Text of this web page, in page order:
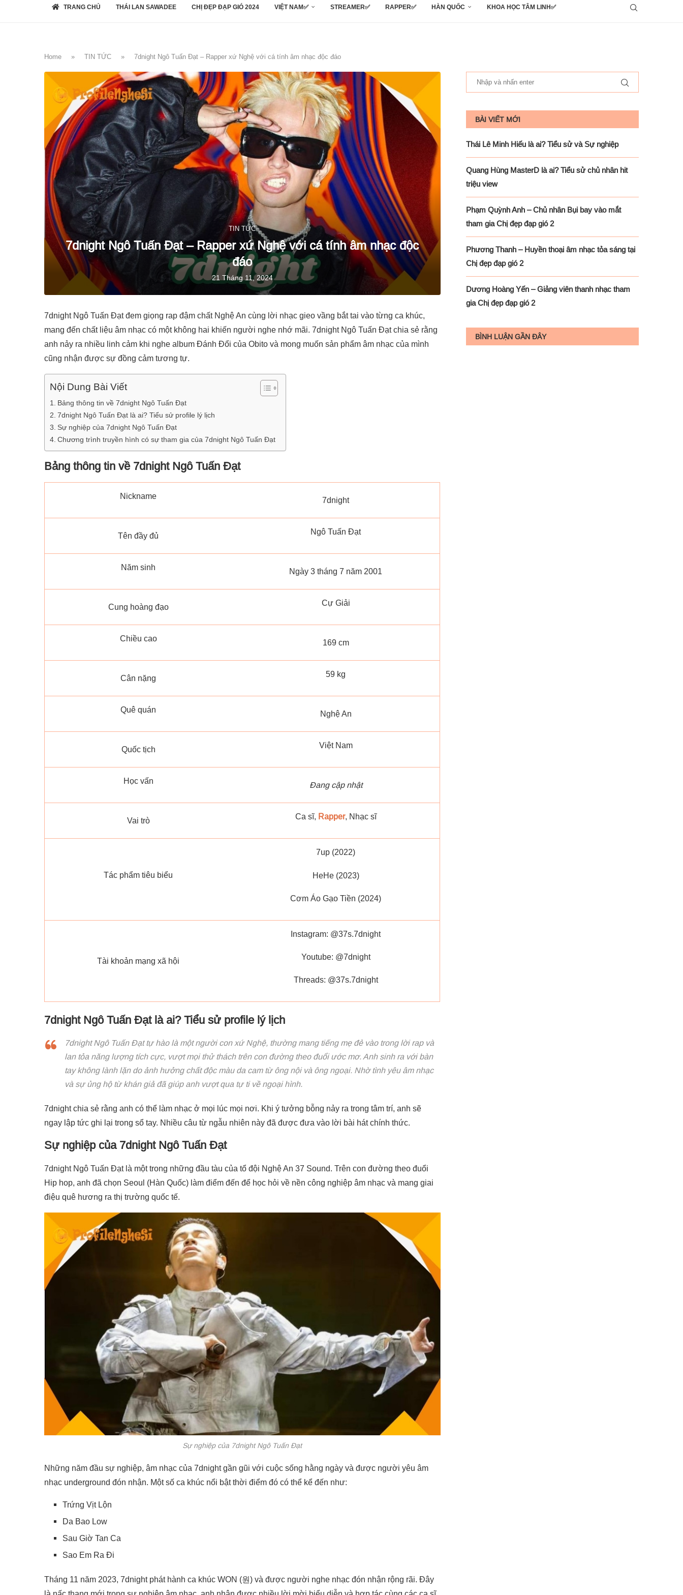
TRANG CHỦ THÁI LAN SAWADEE CHỊ ĐẸP ĐẠP GIÓ 2024 VIỆT NAM✅ STREAMER✅ RAPPER✅ HÀN QUỐC KHOA HỌC TÂM LINH✅
Home » TIN TỨC » 7dnight Ngô Tuấn Đạt – Rapper xứ Nghệ với cá tính âm nhạc độc đáo
TIN TỨC
7dnight Ngô Tuấn Đạt – Rapper xứ Nghệ với cá tính âm nhạc độc
đáo
21 Tháng 11, 2024
7dnight Ngô Tuấn Đạt đem giọng rap đậm chất Nghệ An cùng lời nhạc gieo vầng bắt tai vào từng ca khúc,
mang đến chất liệu âm nhạc có một không hai khiến người nghe nhớ mãi. 7dnight Ngô Tuấn Đạt chia sẻ rằng
anh nảy ra nhiều linh cảm khi nghe album Đánh Đổi của Obito và mong muốn sản phẩm âm nhạc của mình
cũng nhận được sự đồng cảm tương tự.
Nội Dung Bài Viết
Bảng thông tin về 7dnight Ngô Tuấn Đạt
7dnight Ngô Tuấn Đạt là ai? Tiểu sử profile lý lịch
Sự nghiệp của 7dnight Ngô Tuấn Đạt
Chương trình truyền hình có sự tham gia của 7dnight Ngô Tuấn Đạt
Bảng thông tin về 7dnight Ngô Tuấn Đạt
Nickname 7dnight
Tên đầy đủ Ngô Tuấn Đạt
Năm sinh Ngày 3 tháng 7 năm 2001
Cung hoàng đạo Cự Giải
Chiều cao 169 cm
Cân nặng 59 kg
Quê quán Nghệ An
Quốc tịch Việt Nam
Học vấn Đang cập nhật
Vai trò Ca sĩ, Rapper, Nhạc sĩ
Tác phẩm tiêu biểu
7up (2022)
HeHe (2023)
Cơm Áo Gạo Tiền (2024)
Tài khoản mạng xã hội
Instagram: @37s.7dnight
Youtube: @7dnight
Threads: @37s.7dnight
7dnight Ngô Tuấn Đạt là ai? Tiểu sử profile lý lịch
7dnight Ngô Tuấn Đạt tự hào là một người con xứ Nghệ, thường mang tiếng mẹ đẻ vào trong lời rap và
lan tỏa năng lượng tích cực, vượt mọi thử thách trên con đường theo đuổi ước mơ. Anh sinh ra với bàn
tay không lành lặn do ảnh hưởng chất độc màu da cam từ ông nội và ông ngoại. Nhờ tình yêu âm nhạc
và sự ủng hộ từ khán giả đã giúp anh vượt qua tự ti về ngoại hình.
7dnight chia sẻ rằng anh có thể làm nhạc ở mọi lúc mọi nơi. Khi ý tưởng bỗng nảy ra trong tâm trí, anh sẽ
ngay lập tức ghi lại trong sổ tay. Nhiều câu từ ngẫu nhiên này đã được đưa vào lời bài hát chính thức.
Sự nghiệp của 7dnight Ngô Tuấn Đạt
7dnight Ngô Tuấn Đạt là một trong những đầu tàu của tổ đội Nghệ An 37 Sound. Trên con đường theo đuổi
Hip hop, anh đã chọn Seoul (Hàn Quốc) làm điểm đến để học hỏi về nền công nghiệp âm nhạc và mang giai
điệu quê hương ra thị trường quốc tế.
Sự nghiệp của 7dnight Ngô Tuấn Đạt
Những năm đầu sự nghiệp, âm nhạc của 7dnight gần gũi với cuộc sống hằng ngày và được người yêu âm
nhạc underground đón nhận. Một số ca khúc nổi bật thời điểm đó có thể kể đến như:
Trứng Vịt Lộn
Da Bao Low
Sau Giờ Tan Ca
Sao Em Ra Đi
Tháng 11 năm 2023, 7dnight phát hành ca khúc WON (원) và được người nghe nhạc đón nhận rộng rãi. Đây
BÀI VIẾT MỚI
Thái Lê Minh Hiếu là ai? Tiểu sử và Sự nghiệp
Quang Hùng MasterD là ai? Tiểu sử chủ nhân hit
triệu view
Phạm Quỳnh Anh – Chủ nhân Bụi bay vào mắt
tham gia Chị đẹp đạp gió 2
Phương Thanh – Huyền thoại âm nhạc tỏa sáng tại
Chị đẹp đạp gió 2
Dương Hoàng Yến – Giảng viên thanh nhạc tham
gia Chị đẹp đạp gió 2
BÌNH LUẬN GẦN ĐÂY